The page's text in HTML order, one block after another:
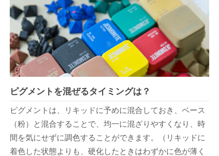
ピグメントを混ぜるタイミングは？
ピグメントは、リキッドに予めに混合しておき、ベース
（粉）と混合することで、均一に混ざりやすくなり、時
間を気にせずに調色することができます。（リキッドに
着色した状態よりも、硬化したときはわずかに色が薄く